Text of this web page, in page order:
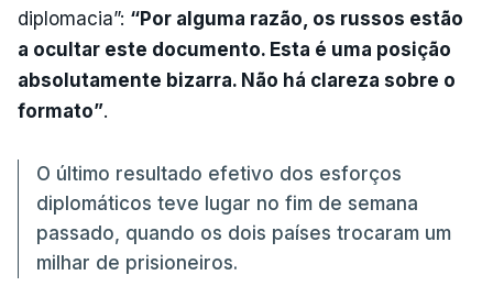
diplomacia”: “Por alguma razão, os russos estão
a ocultar este documento. Esta é uma posição
absolutamente bizarra. Não há clareza sobre o
formato”.
O último resultado efetivo dos esforços
diplomáticos teve lugar no fim de semana
passado, quando os dois países trocaram um
milhar de prisioneiros.